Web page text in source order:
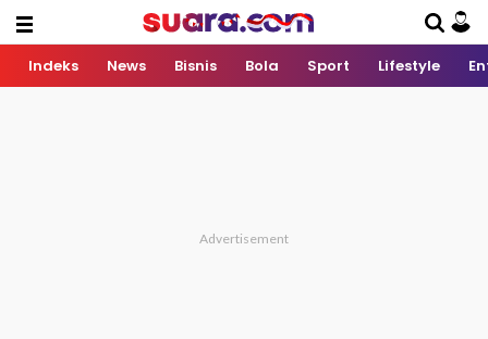
Indeks News Bisnis Bola Sport Lifestyle